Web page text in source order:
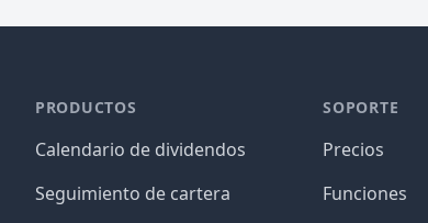
PRODUCTOS
Calendario de dividendos
Seguimiento de cartera
SOPORTE
Precios
Funciones